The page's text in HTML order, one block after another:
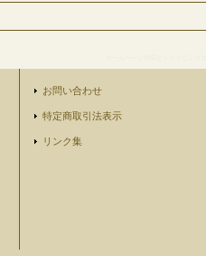
お問い合わせ
特定商取引法表示
リンク集